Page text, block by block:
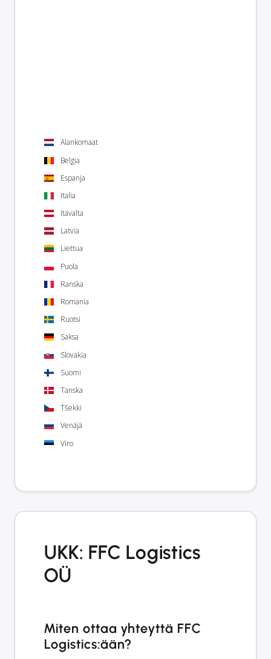
Alankomaat
Belgia
Espanja
Italia
Itävalta
Latvia
Liettua
Puola
Ranska
Romania
Ruotsi
Saksa
Slovakia
Suomi
Tanska
Tšekki
Venäjä
Viro
UKK: FFC Logistics
OÜ
Miten ottaa yhteyttä FFC
Logistics:ään?